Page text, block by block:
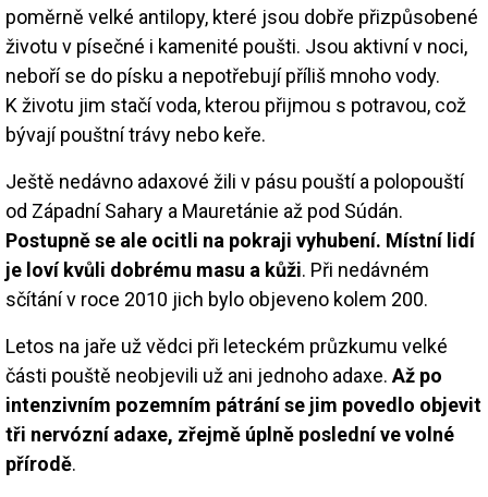
poměrně velké antilopy, které jsou dobře přizpůsobené
životu v písečné i kamenité poušti. Jsou aktivní v noci,
neboří se do písku a nepotřebují příliš mnoho vody.
K životu jim stačí voda, kterou přijmou s potravou, což
bývají pouštní trávy nebo keře.
Ještě nedávno adaxové žili v pásu pouští a polopouští
od Západní Sahary a Mauretánie až pod Súdán.
Postupně se ale ocitli na pokraji vyhubení. Místní lidí
je loví kvůli dobrému masu a kůži. Při nedávném
sčítání v roce 2010 jich bylo objeveno kolem 200.
Letos na jaře už vědci při leteckém průzkumu velké
části pouště neobjevili už ani jednoho adaxe. Až po
intenzivním pozemním pátrání se jim povedlo objevit
tři nervózní adaxe, zřejmě úplně poslední ve volné
přírodě.